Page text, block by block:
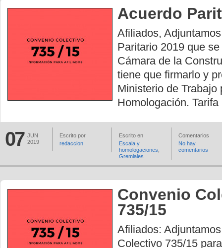
Acuerdo
Afiliados,
Paritario 2019 que
Cámara de la
tiene que firmarlo y
Ministerio de Trabajo
Homologación.
07 JUN
2019
Escrito por
redaccion
Escrito en
Escala y
homologaciones
Gremiales
Comentarios
No hay
comentarios
Convenio
735/15
Afiliados:
Colectivo 735/15